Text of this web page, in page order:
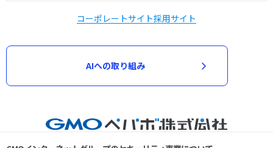
コーポレートサイト採用サイト
AIへの取り組み